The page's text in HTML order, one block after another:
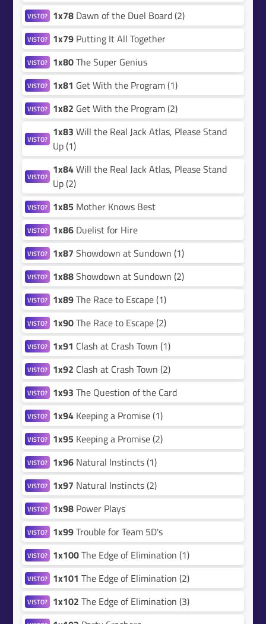
VISTO? 1x78 Dawn of the Duel Board (2)
VISTO? 1x79 Putting It All Together
VISTO? 1x80The Super Genius
VISTO? 1x81 Get With the Program (1)
VISTO? 1x82 Get With the Program (2)
VISTO? 1x83 Will the Real Jack Atlas, Please Stand
Up (1)
VISTO? 1x84Will the Real Jack Atlas, Please Stand
Up (2)
VISTO? 1x85 Mother Knows Best
VISTO? 1x86 Duelist for Hire
VISTO? 1x87 Showdown at Sundown (1)
VISTO? 1x88Showdown at Sundown (2)
VISTO? 1x89The Race to Escape (1)
VISTO? 1x90The Race to Escape (2)
VISTO? 1x91 Clash at Crash Town (1)
VISTO? 1x92 Clash at Crash Town (2)
VISTO? 1x93 The Question of the Card
VISTO? 1x94 Keeping a Promise (1)
VISTO? 1x95 Keeping a Promise (2)
VISTO? 1x96 Natural Instincts (1)
VISTO? 1x97 Natural Instincts (2)
VISTO? 1x98 Power Plays
VISTO? 1x99Trouble for Team 5D's
VISTO? 1x100The Edge of Elimination (1)
VISTO? 1x101 The Edge of Elimination (2)
VISTO? 1x102 The Edge of Elimination (3)